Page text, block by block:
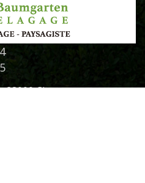
28000 Chartres